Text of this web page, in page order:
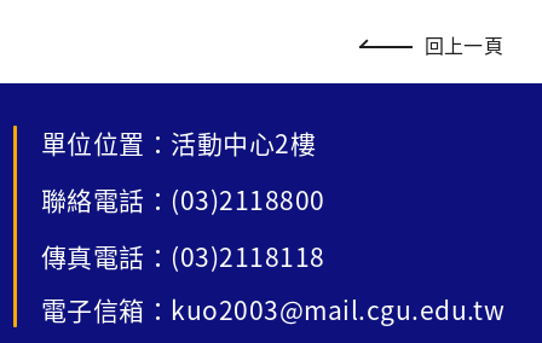
回上一頁
單位位置：活動中心2樓
聯絡電話：(03)2118800
傳真電話：(03)2118118
電子信箱：kuo2003@mail.cgu.edu.tw